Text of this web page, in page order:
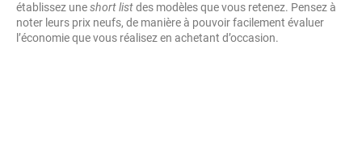
établissez uneshort listdes modèles que vous retenez. Pensez à
noter leurs prix neufs, de manière à pouvoir facilement évaluer
l’économie que vous réalisez en achetant d’occasion.